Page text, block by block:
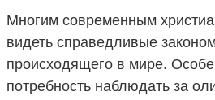
Многим современным
видеть справедливые
происходящего в мире.
потребность наблюдать за